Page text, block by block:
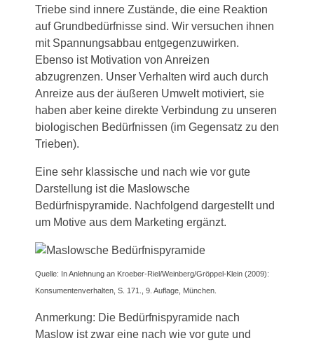
Triebe sind innere Zustände, die eine Reaktion
auf Grundbedürfnisse sind. Wir versuchen ihnen
mit Spannungsabbau entgegenzuwirken.
Ebenso ist Motivation von Anreizen
abzugrenzen. Unser Verhalten wird auch durch
Anreize aus der äußeren Umwelt motiviert, sie
haben aber keine direkte Verbindung zu unseren
biologischen Bedürfnissen (im Gegensatz zu den
Trieben).
Eine sehr klassische und nach wie vor gute
Darstellung ist die Maslowsche
Bedürfnispyramide. Nachfolgend dargestellt und
um Motive aus dem Marketing ergänzt.
Quelle: In Anlehnung an Kroeber-Riel/Weinberg/Gröppel-Klein (2009):
Konsumentenverhalten, S. 171., 9. Auflage, München.
Anmerkung: Die Bedürfnispyramide nach
Maslow ist zwar eine nach wie vor gute und